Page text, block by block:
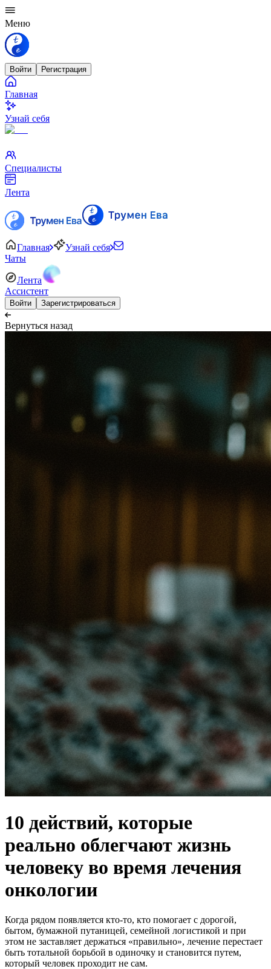
Меню
Войти Регистрация
Главная
Узнай себя
Специалисты
Лента
Главная
Узнай себя
Чаты
Лента
Ассистент
Войти Зарегистрироваться
Вернуться назад
10 действий, которые
реально облегчают жизнь
человеку во время лечения
онкологии
Когда рядом появляется кто-то, кто помогает с дорогой,
бытом, бумажной путаницей, семейной логистикой и при
этом не заставляет держаться «правильно», лечение перестает
быть тотальной борьбой в одиночку и становится путем,
который человек проходит не сам.